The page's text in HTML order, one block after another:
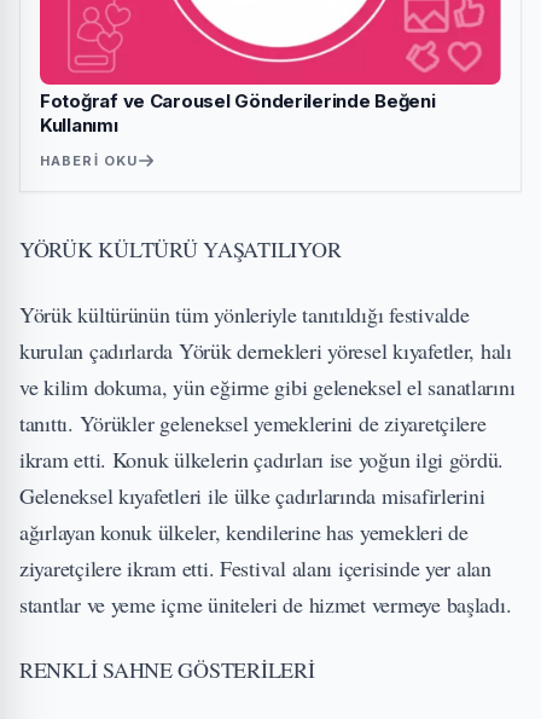
Fotoğraf ve Carousel Gönderilerinde Beğeni
Kullanımı
HABERI OKU
YÖRÜK KÜLTÜRÜ YAŞATILIYOR
Yörük kültürünün tüm yönleriyle tanıtıldığı festivalde
kurulan çadırlarda Yörük dernekleri yöresel kıyafetler, halı
ve kilim dokuma, yün eğirme gibi geleneksel el sanatlarını
tanıttı. Yörükler geleneksel yemeklerini de ziyaretçilere
ikram etti. Konuk ülkelerin çadırları ise yoğun ilgi gördü.
Geleneksel kıyafetleri ile ülke çadırlarında misafirlerini
ağırlayan konuk ülkeler, kendilerine has yemekleri de
ziyaretçilere ikram etti. Festival alanı içerisinde yer alan
stantlar ve yeme içme üniteleri de hizmet vermeye başladı.
RENKLİ SAHNE GÖSTERİLERİ